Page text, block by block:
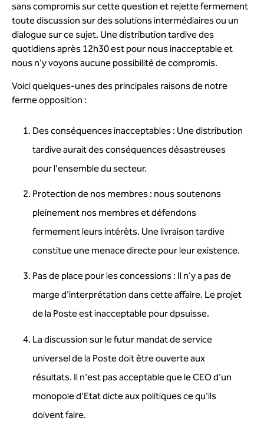
sans compromis sur cette question et rejette fermement
toute discussion sur des solutions intermédiaires ou un
dialogue sur ce sujet. Une distribution tardive des
quotidiens après 12h30 est pour nous inacceptable et
nous n'y voyons aucune possibilité de compromis.
Voici quelques-unes des principales raisons de notre
ferme opposition :
Des conséquences inacceptables : Une distribution
tardive aurait des conséquences désastreuses
pour l'ensemble du secteur.
Protection de nos membres : nous soutenons
pleinement nos membres et défendons
fermement leurs intérêts. Une livraison tardive
constitue une menace directe pour leur existence.
Pas de place pour les concessions : Il n'y a pas de
marge d'interprétation dans cette affaire. Le projet
de la Poste est inacceptable pour dpsuisse.
La discussion sur le futur mandat de service
universel de la Poste doit être ouverte aux
résultats. Il n'est pas acceptable que le CEO d'un
monopole d'Etat dicte aux politiques ce qu'ils
doivent faire.